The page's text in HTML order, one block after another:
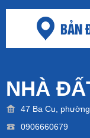
BẢN
NHÀ
47 Ba Cu,
0906660679